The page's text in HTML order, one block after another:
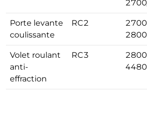
Porte levante
coulissante
RC2
2800
Volet roulant
anti-
effraction
RC3
4480